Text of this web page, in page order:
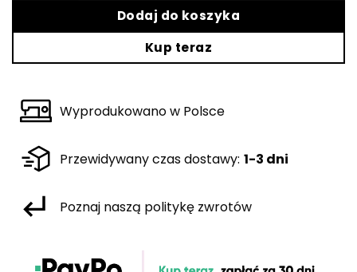
Dodaj do koszyka
Kup teraz
Wyprodukowano w Polsce
Przewidywany czas dostawy: 1-3 dni
Poznaj naszą politykę zwrotów